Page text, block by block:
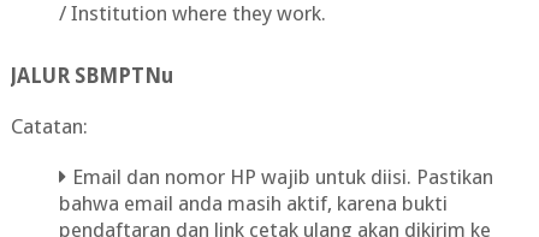
/ Institution where they work.
JALUR SBMPTNu
Catatan:
Email dan nomor HP wajib untuk diisi. Pastikan
bahwa email anda masih aktif, karena bukti
pendaftaran dan link cetak ulang akan dikirim ke